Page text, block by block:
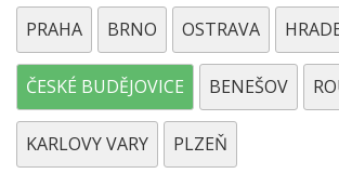
PRAHA BRNO OSTRAVA
ČESKÉ BUDĚJOVICE BENEŠOV
KARLOVY VARY PLZEŇ